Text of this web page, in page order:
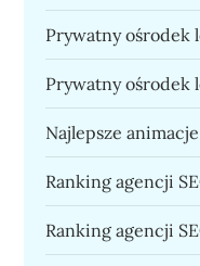
Prywatny ośrodek
Prywatny ośrodek
Najlepsze
Ranking agencji
Ranking agencji